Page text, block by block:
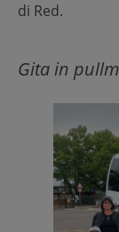
di Red.
Gita in